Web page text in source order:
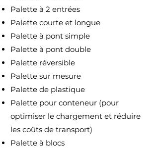
Palette à 2 entrées
Palette courte et longue
Palette à pont simple
Palette à pont double
Palette réversible
Palette sur mesure
Palette de plastique
Palette pour conteneur (pour
optimiser le chargement et réduire
les coûts de transport)
Palette à blocs